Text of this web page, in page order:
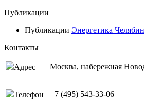
Публикации
Публикации Энергетика
Контакты
Адрес Москва, набережная
Телефон +7 (495) 543-33-06